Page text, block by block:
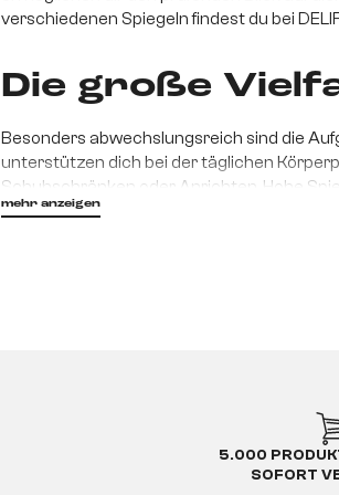
verschiedenen Spiegeln findest du bei
Die große
Besonders abwechslungsreich sind die
unterstützen dich bei der täglichen
Schuhschränken oder Anrichten. Hohe
Outfit werfen, bevor du das Haus verlässt.
mehr anzeigen
5.000
SOFORT